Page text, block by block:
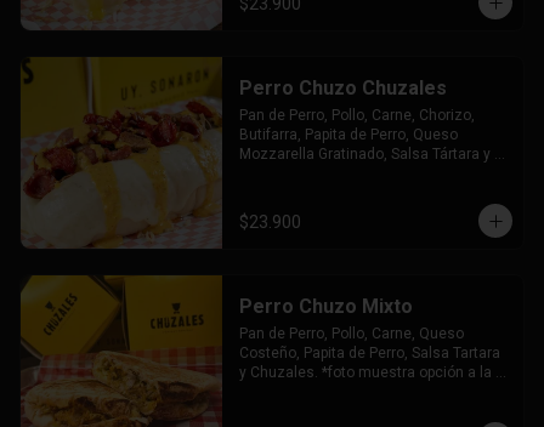
Perro Chuzo Chuzales
Pan de Perro, Pollo, Carne, Chorizo,
Butifarra, Papita de Perro, Queso
Mozzarella Gratinado, Salsa Tártara y
$23.900
Perro Chuzo Mixto
Pan de Perro, Pollo, Carne, Queso
Costeño, Papita de Perro, Salsa Tartara
y Chuzales. *foto muestra opción a la